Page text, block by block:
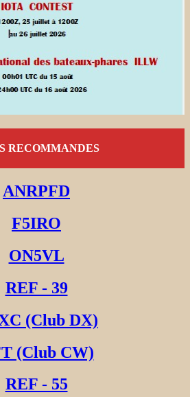
RECOMMANDES
ANRPFD
F5IRO
ON5VL
REF - 39
(Club DX)
(Club CW)
REF - 55